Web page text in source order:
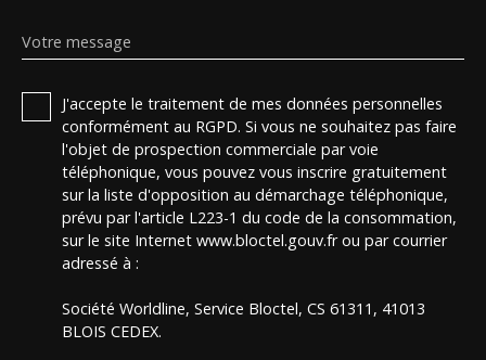
Votre message
J'accepte le traitement de mes données personnelles
conformément au RGPD. Si vous ne souhaitez pas faire
l'objet de prospection commerciale par voie
téléphonique, vous pouvez vous inscrire gratuitement
sur la liste d'opposition au démarchage téléphonique,
prévu par l'article L223-1 du code de la consommation,
sur le site Internet www.bloctel.gouv.fr ou par courrier
adressé à :
Société Worldline, Service Bloctel, CS 61311, 41013
BLOIS CEDEX.